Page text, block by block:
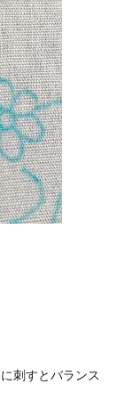
刺すとバランス